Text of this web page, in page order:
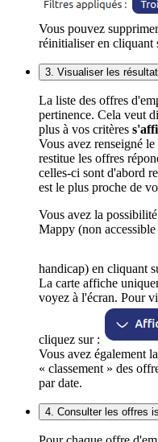
Vous pouvez
réinitialiser en cliquant
3. Visualiser les
La liste des offres
pertinence. Cela veut
plus à vos critères
Vous avez renseigné
restitue les offres
celles-ci sont d'abord
est le plus proche de
Vous avez la
Mappy (non
handicap) en cliquant
La carte affiche
voyez à l'écran. Pour
cliquez sur :
Vous avez également
« classement » des
par date.
4. Consulter les offres